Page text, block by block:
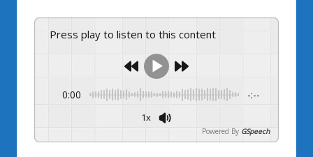
Press play to listen to this content
0:00 -:--
1x
Powered By GSpeech